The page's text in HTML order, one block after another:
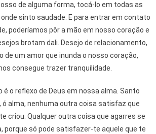
de alguma forma, tocá-lo em todas as
sinto saudade. E para entrar em contato
poderíamos pôr a mão em nosso coração e
brotam dali. Desejo de relacionamento,
de um amor que inunda o nosso coração,
consegue trazer tranquilidade.
é o reflexo de Deus em nossa alma. Santo
ó alma, nenhuma outra coisa satisfaz que
criou. Qualquer outra coisa que agarres se
porque só pode satisfazer-te aquele que te